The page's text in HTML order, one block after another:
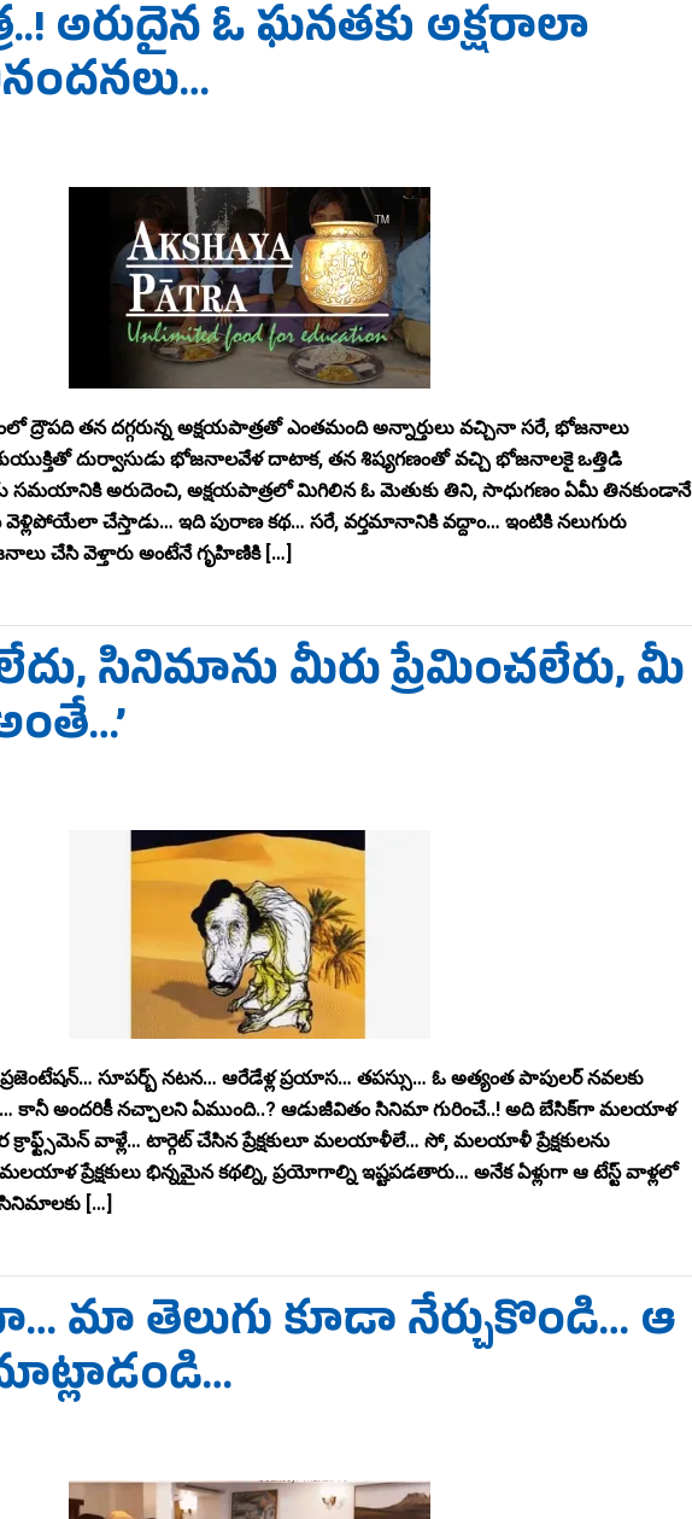
అరుదైన ఓ ఘనతకు అక్షరాలా
తన దగ్గరున్న అక్షయపాత్రతో ఎంతమంది అన్నార్తులు వచ్చినా సరే, భోజనాలు
దుర్వాసుడు భోజనాలవేళ దాటాక, తన శిష్యగణంతో వచ్చి భోజనాలకై ఒత్తిడి
సమయానికి అరుదెంచి, అక్షయపాత్రలో మిగిలిన ఓ మెతుకు తిని, సాధుగణం ఏమీ తినకుండానే
చేస్తాడు… ఇది పురాణ కథ… సరే, వర్తమానానికి వద్దాం… ఇంటికి నలుగురు
చేసి వెళ్తారు అంటేనే గృహిణికి […]
లేదు, సినిమాను మీరు ప్రేమించలేరు, మీ
సూపర్బ్ నటన… ఆరేడేళ్ల ప్రయాస… తపస్సు… ఓ అత్యంత పాపులర్ నవలకు
కానీ అందరికీ నచ్చాలని ఏముంది..? ఆడుజీవితం సినిమా గురించే..! అది బేసిక్‌గా మలయాళ
వాళ్లే… టార్గెట్ చేసిన ప్రేక్షకులూ మలయాళీలే… సో, మలయాళీ ప్రేక్షకులను
ప్రేక్షకులు భిన్నమైన కథల్ని, ప్రయోగాల్ని ఇష్టపడతారు… అనేక ఏళ్లుగా ఆ టేస్ట్ వాళ్లలో
[…]
మా తెలుగు కూడా నేర్చుకొండి… ఆ